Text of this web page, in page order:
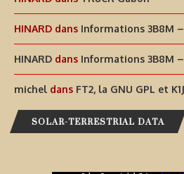
HINARD dans Informations 3B8M
HINARD dans Informations 3B8M
michel dans FT2, la GNU GPL et
SOLAR-TERRESTRIAL DATA